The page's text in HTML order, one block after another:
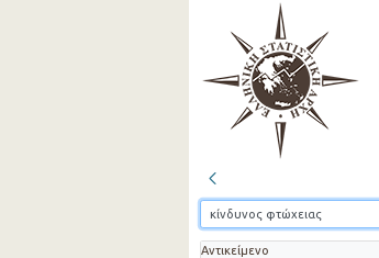
Αντικείμενο